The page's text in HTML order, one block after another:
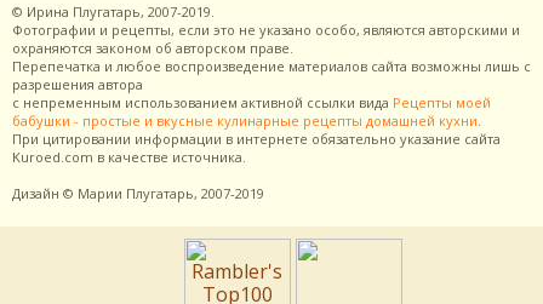
© Ирина Плугатарь, 2007-2019.
Фотографии и рецепты, если это не указано особо, являются авторскими и
охраняются законом об авторском праве.
Перепечатка и любое воспроизведение материалов сайта возможны лишь с
разрешения автора
с непременным использованием активной ссылки вида Рецепты моей
бабушки - простые и вкусные кулинарные рецепты домашней кухни
При цитировании информации в интернете обязательно указание сайта
Kuroed.com в качестве источника.
Дизайн © Марии Плугатарь, 2007-2019